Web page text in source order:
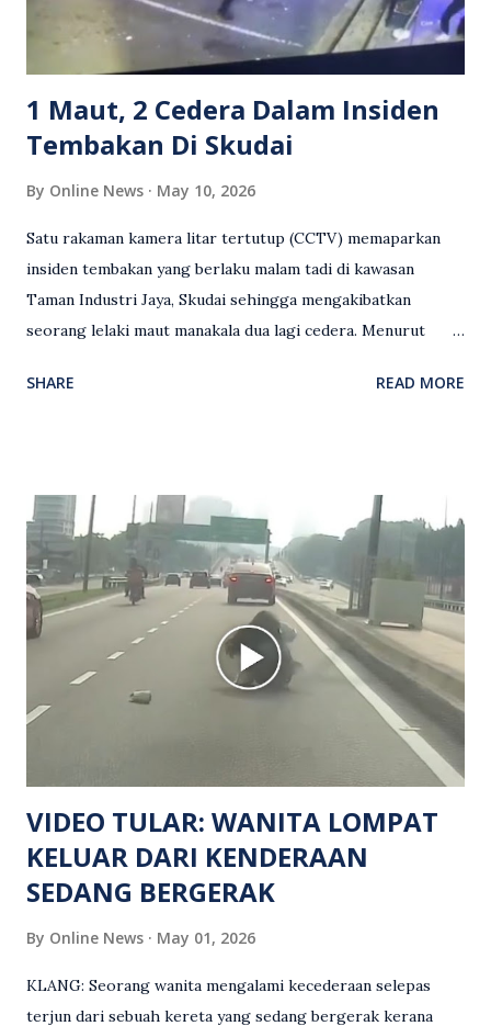
Sebahagian netizen turut meminta pihak berkuasa
mengambil tindakan tegas, manakala ada yang bersimpati
terhadap wanita dipercayai menjadi mangs...
1 Maut, 2 Cedera Dalam Insiden
Tembakan Di Skudai
By Online News May 10, 2026
Satu rakaman kamera litar tertutup (CCTV) memaparkan
insiden tembakan yang berlaku malam tadi di kawasan
Taman Industri Jaya, Skudai sehingga mengakibatkan
seorang lelaki maut manakala dua lagi cedera. Menurut
kejadian berlaku sekitar jam 11 malam dan pihak polis
hiburan di kawasan berkenaan. Seorang mangsa disahkan
meninggal dunia di lokasi kejadian akibat terkena tembakan,
manakala seorang lagi mangsa mengalami kecederaan.
Turut dipercayai terdapat seorang lagi individu cedera
namun identitinya masih belum dikenal pasti selepas dibawa
keluar dari lokasi oleh kenalannya. Polis kini sedang giat
mengesan dua suspek yang masih bebas bagi membantu
siasatan lanjut. Kes disiasat mengikut Seksyen 302 Kanun
Keseksaan kerana membunuh. Orang ramai yang mempunyai
maklumat diminta t...
SHARE READ MORE
VIDEO TULAR: WANITA LOMPAT
KELUAR DARI KENDERAAN
SEDANG BERGERAK
By Online News May 01, 2026
KLANG: Seorang wanita mengalami kecederaan selepas
terjun dari sebuah kereta yang sedang bergerak kerana